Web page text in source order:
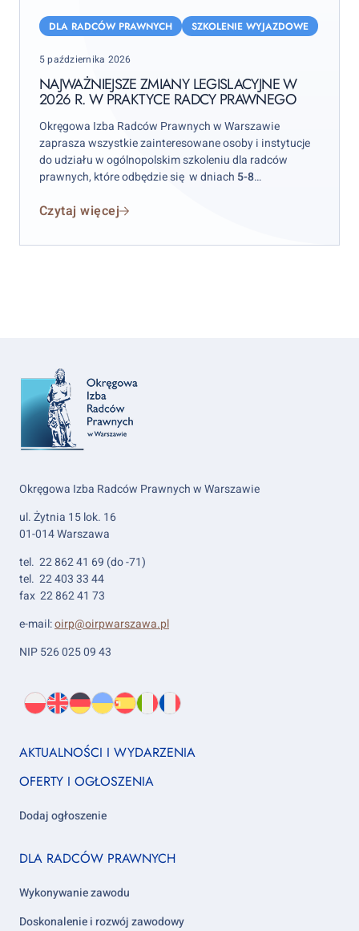
zmiany
2026
praktyce
radcy
prawnego
DLA RADCÓW PRAWNYCH SZKOLENIE WYJAZDOWE
Posted
5 października 2026
NAJWAŻNIEJSZE ZMIANY LEGISLACYJNE W
2026 R. W PRAKTYCE RADCY PRAWNEGO
Okręgowa Izba Radców Prawnych w Warszawie
zaprasza wszystkie zainteresowane osoby i instytucje
do udziału w ogólnopolskim szkoleniu dla radców
prawnych, które odbędzie się w dniach 5-8
Czytaj więcej
Okręgowa Izba Radców Prawnych w Warszawie
ul. Żytnia 15 lok. 16
01-014 Warszawa
tel. 22 862 41 69 (do -71)
tel. 22 403 33 44
fax 22 862 41 73
e-mail:oirp@oirpwarszawa.pl
NIP 526 025 09 43
Wybierz
język:
PL
O
EN
About
DE
About
UK
About
ES
About
IT
About
FR
About
Footer
1
AKTUALNOŚCI I WYDARZENIA
OFERTY I OGŁOSZENIA
Dodaj ogłoszenie
Footer
2
DLA RADCÓW PRAWNYCH
Wykonywanie zawodu
Doskonalenie i rozwój zawodowy